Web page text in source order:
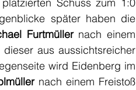
später haben die
Furtmüller nach einem
dieser aus aussichtsreicher
wird Eidenberg im
nach einem Freistoß